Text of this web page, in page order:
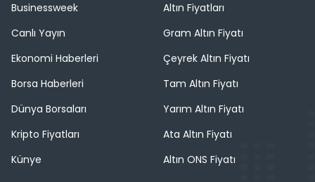
Businessweek
Canlı Yayın
Ekonomi Haberleri
Borsa Haberleri
Dünya Borsaları
Kripto Fiyatları
Künye
Altın Fiyatları
Gram Altın Fiyatı
Çeyrek Altın Fiyatı
Tam Altın Fiyatı
Yarım Altın Fiyatı
Ata Altın Fiyatı
Altın ONS Fiyatı